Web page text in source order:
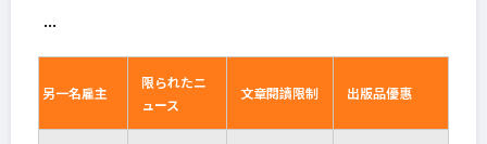
...
另一名雇主
限られたニ
ュース
文章閱讀限制 出版品優惠